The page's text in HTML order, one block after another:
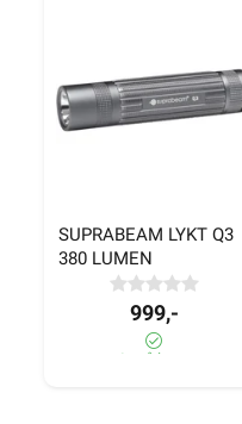
SUPRABEAM LYKT Q3
380 LUMEN
999,-
6± på lager